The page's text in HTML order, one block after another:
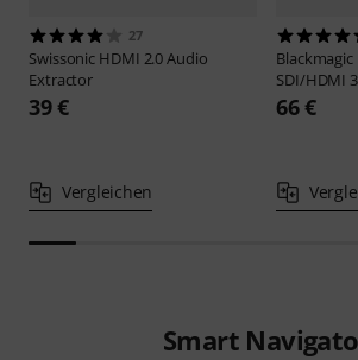
27
Swissonic HDMI 2.0 Audio
Extractor
39 €
Vergleichen
Blackmagic
SDI/HDMI
66 €
Smart